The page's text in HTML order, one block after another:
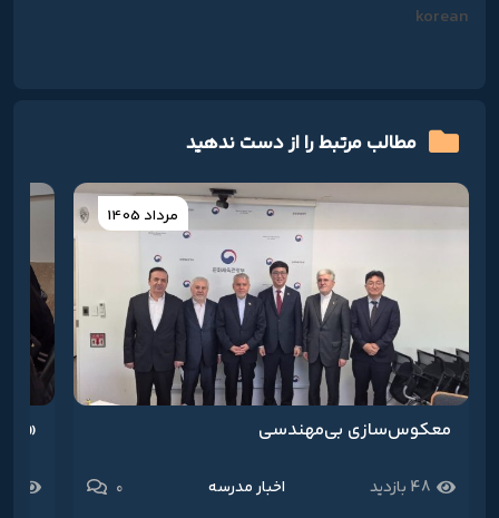
korean
مطالب مرتبط را از دست ندهید
مرداد 1405
معکوس‌سازی بی‌مهندسی
48 بازدید اخبار مدرسه 0